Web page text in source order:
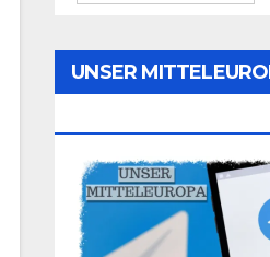
UNSER